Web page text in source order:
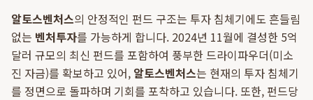
알토스벤처스의 안정적인 펀드 구조는 투자 침체기에도 흔들림
없는 벤처투자를 가능하게 합니다. 2024년 11월에 결성한 5억
달러 규모의 최신 펀드를 포함하여 풍부한 드라이파우더(미소
진 자금)를 확보하고 있어, 알토스벤처스는 현재의 투자 침체기
를 정면으로 돌파하며 기회를 포착하고 있습니다. 또한, 펀드당